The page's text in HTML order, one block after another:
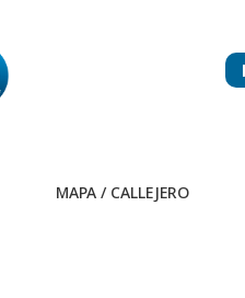
MAPA / CALLEJERO